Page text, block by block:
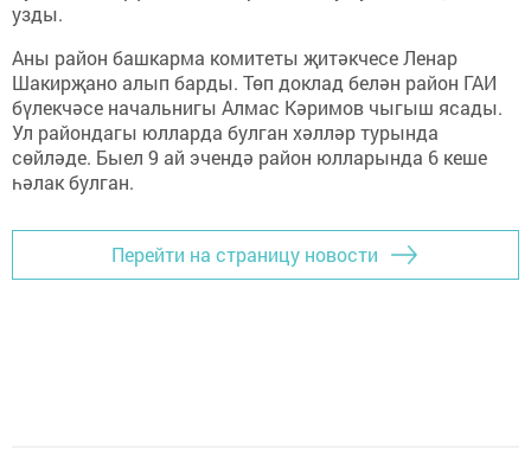
узды.
Аны район башкарма комитеты җитәкчесе Ленар
Шакирҗано алып барды. Төп доклад белән район ГАИ
бүлекчәсе начальнигы Алмас Кәримов чыгыш ясады.
Ул райондагы юлларда булган хәлләр турында
сөйләде. Быел 9 ай эчендә район юлларында 6 кеше
һәлак булган.
Перейти на страницу новости